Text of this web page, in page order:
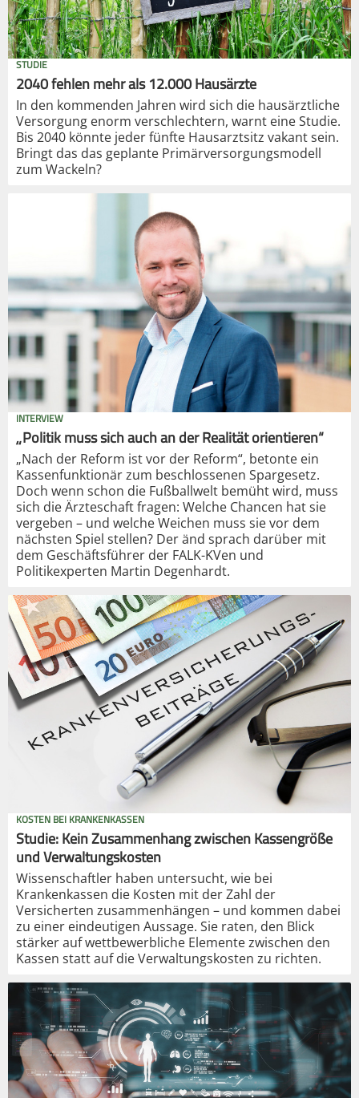
STUDIE
2040 fehlen mehr als 12.000 Hausärzte
In den kommenden Jahren wird sich die hausärztliche
Versorgung enorm verschlechtern, warnt eine Studie.
Bis 2040 könnte jeder fünfte Hausarztsitz vakant sein.
Bringt das das geplante Primärversorgungsmodell
zum Wackeln?
INTERVIEW
„Politik muss sich auch an der Realität orientieren“
„Nach der Reform ist vor der Reform“, betonte ein
Kassenfunktionär zum beschlossenen Spargesetz.
Doch wenn schon die Fußballwelt bemüht wird, muss
sich die Ärzteschaft fragen: Welche Chancen hat sie
vergeben – und welche Weichen muss sie vor dem
nächsten Spiel stellen? Der änd sprach darüber mit
dem Geschäftsführer der FALK-KVen und
Politikexperten Martin Degenhardt.
KOSTEN BEI KRANKENKASSEN
Studie: Kein Zusammenhang zwischen Kassengröße
und Verwaltungskosten
Wissenschaftler haben untersucht, wie bei
Krankenkassen die Kosten mit der Zahl der
Versicherten zusammenhängen – und kommen dabei
zu einer eindeutigen Aussage. Sie raten, den Blick
stärker auf wettbewerbliche Elemente zwischen den
Kassen statt auf die Verwaltungskosten zu richten.